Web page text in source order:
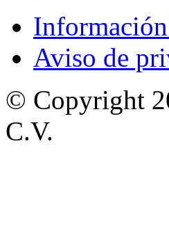
Aviso de
© Copyright
C.V.